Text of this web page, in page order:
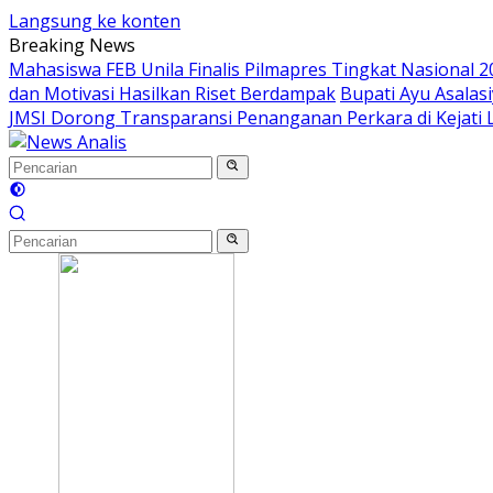
Langsung ke konten
Breaking News
Mahasiswa FEB Unila Finalis Pilmapres Tingkat Nasional
dan Motivasi Hasilkan Riset Berdampak Bupati Ayu
JMSI Dorong Transparansi Penanganan Perkara di Kejati